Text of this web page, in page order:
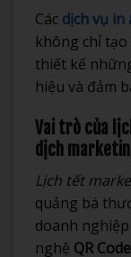
Các dịch vụ in
không chỉ
thiết kế
hiệu và đảm
Vai trò của
dịch
Lịch tết
quảng bá
doanh
nghệ QR Code